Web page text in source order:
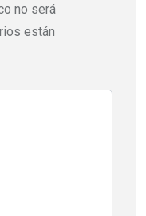
no será
están